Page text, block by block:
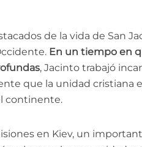
de la vida de San
En un tiempo en
, Jacinto trabajó
que la unidad cristiana
continente.
en Kiev, un